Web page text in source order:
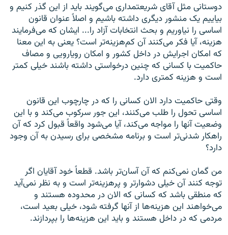
دوستانی مثل آقای شریعتمداری می‌گویند باید از این گذر کنیم و
بیاییم یک منشور دیگری داشته باشیم و اصلاً عنوان قانون
اساسی را نیاوریم و بحث انتخابات آزاد را... ایشان که می‌فرمایند
هزینه، آیا فکر می‌کنند آن کم‌هزینه‌تر است؟ یعنی به این معنا
که امکان اجرایش در داخل کشور و امکان رویارویی و مصاف
حاکمیت با کسانی که چنین درخواستی داشته باشند خیلی کمتر
است و هزینه کمتری دارد.
وقتی حاکمیت دارد الان کسانی را که در چارچوب این قانون
اساسی تحول را طلب می‌کنند، این جور سرکوب می‌کند و با این
وضعیت آنها را مواجه می‌کند، آیا می‌شود واقعاً قبول کرد که آن
راهکار شدنی‌تر است و برنامه مشخصی برای رسیدن به آن وجود
دارد؟
من گمان نمی‌کنم که آن آسان‌تر باشد. قطعاً خود آقایان اگر
توجه کنند آن خیلی دشوارتر و پرهزینه‌تر است و به نظر نمی‌آید
که منطقی باشد که کسانی که الان در محدوده هستند و
می‌خواهند این هزینه‌ها از آنها گرفته شود، خیلی بعید است،
مردمی که در داخل هستند و باید این هزینه‌ها را بپردازند.